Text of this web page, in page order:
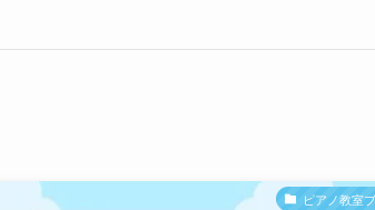
ピアノ教室